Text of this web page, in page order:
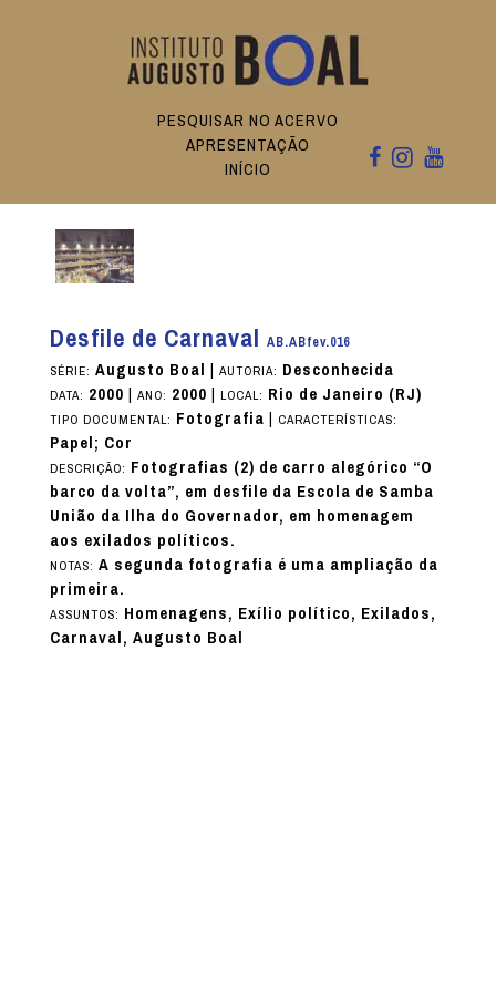
PESQUISAR NO ACERVO
APRESENTAÇÃO
INÍCIO
Desfile de Carnaval AB.ABfev.016
SÉRIE: Augusto Boal | AUTORIA: Desconhecida
DATA: 2000| ANO: 2000| LOCAL: Rio de Janeiro (RJ)
TIPO DOCUMENTAL: Fotografia| CARACTERÍSTICAS:
Papel; Cor
DESCRIÇÃO: Fotografias (2) de carro alegórico “O
barco da volta”, em desfile da Escola de Samba
União da Ilha do Governador, em homenagem
aos exilados políticos.
NOTAS: A segunda fotografia é uma ampliação da
primeira.
ASSUNTOS: Homenagens, Exílio político, Exilados,
Carnaval, Augusto Boal